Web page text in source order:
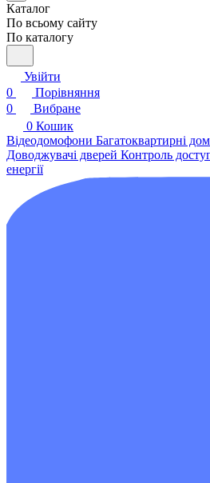
Каталог
По всьому сайту
По каталогу
Увійти
0
Порівняння
0
Вибране
0 Кошик
Відеодомофони Багатоквартирні
Доводжувачі дверей Контроль
енергії